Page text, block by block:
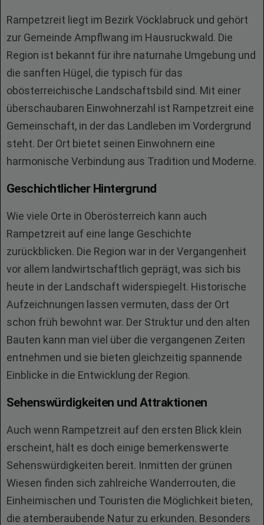
Rampetzreit liegt im Bezirk Vöcklabruck und gehört
zur Gemeinde Ampflwang im Hausruckwald. Die
Region ist bekannt für ihre naturnahe Umgebung und
die sanften Hügel, die typisch für das
obösterreichische Landschaftsbild sind. Mit einer
überschaubaren Einwohnerzahl ist Rampetzreit eine
Gemeinschaft, in der das Landleben im Vordergrund
steht. Der Ort bietet seinen Einwohnern eine
harmonische Verbindung aus Tradition und Moderne.
Geschichtlicher Hintergrund
Wie viele Orte in Oberösterreich kann auch
Rampetzreit auf eine lange Geschichte
zurückblicken. Die Region war in der Vergangenheit
vor allem landwirtschaftlich geprägt, was sich bis
heute in der Landschaft widerspiegelt. Historische
Aufzeichnungen lassen vermuten, dass der Ort
schon früh bewohnt war. Der Struktur und den alten
Bauten kann man viel über die vergangenen Zeiten
entnehmen und sie bieten gleichzeitig spannende
Einblicke in die Entwicklung der Region.
Sehenswürdigkeiten und Attraktionen
Auch wenn Rampetzreit auf den ersten Blick klein
erscheint, hält es doch einige bemerkenswerte
Sehenswürdigkeiten bereit. Inmitten der grünen
Wiesen finden sich zahlreiche Wanderrouten, die
Einheimischen und Touristen die Möglichkeit bieten,
die atemberaubende Natur zu erkunden. Besonders